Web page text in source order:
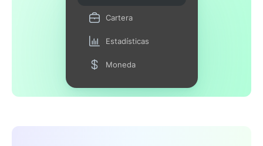
Cartera
Estadísticas
Moneda